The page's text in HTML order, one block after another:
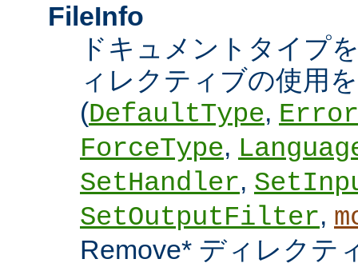
FileInfo
ドキュメントタイプ
ィレクティブの使用
(DefaultType,
ForceType,
SetHandler,
SetOutputFilter,
Remove* ディレクテ